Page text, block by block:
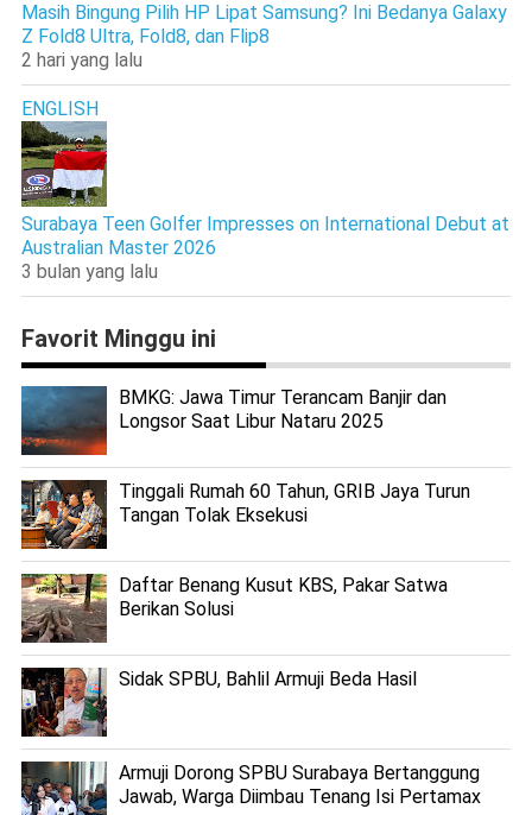
Masih Bingung Pilih HP Lipat Samsung? Ini Bedanya Galaxy
Z Fold8 Ultra, Fold8, dan Flip8
2 hari yang lalu
ENGLISH
Surabaya Teen Golfer Impresses on International Debut at
Australian Master 2026
3 bulan yang lalu
Favorit Minggu ini
BMKG: Jawa Timur Terancam Banjir dan
Longsor Saat Libur Nataru 2025
Tinggali Rumah 60 Tahun, GRIB Jaya Turun
Tangan Tolak Eksekusi
Daftar Benang Kusut KBS, Pakar Satwa
Berikan Solusi
Sidak SPBU, Bahlil Armuji Beda Hasil
Armuji Dorong SPBU Surabaya Bertanggung
Jawab, Warga Diimbau Tenang Isi Pertamax